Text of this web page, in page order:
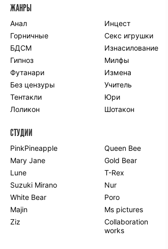
Anidub
Animedia
Kansai studio
Onibaku
Shiza project
ПО ЖАНРАМ
Комедия
Приключения
Романтика
Школа
Этти
Боевые
искусства
Гарем
Драма
Игры
Исторический
Магия
Фантастика
Фэнтези
Мистика
Попаданцы в
другой мир
Хентай
ПО ГОДУ
ЖАНРЫ
Анал
Инцест
Горничные
Секс игрушки
БДСМ
Изнасилование
Гипноз
Милфы
Футанари
Измена
Без цензуры
Учитель
Тентакли
Юри
Лоликон
Шотакон
СТУДИИ
PinkPineapple
Queen Bee
Mary Jane
Gold Bear
Lune
T-Rex
Suzuki Mirano
Nur
White Bear
Poro
Majin
Ms pictures
Ziz
Collaboration
works